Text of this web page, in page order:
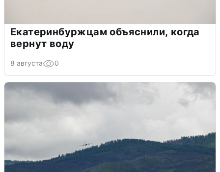
Екатеринбуржцам объяснили, когда
вернут воду
8 августа 0